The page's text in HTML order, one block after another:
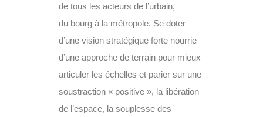
de tous les acteurs de l’urbain,
du bourg à la métropole. Se doter
d’une vision stratégique forte nourrie
d’une approche de terrain pour mieux
articuler les échelles et parier sur une
soustraction « positive », la libération
de l’espace, la souplesse des